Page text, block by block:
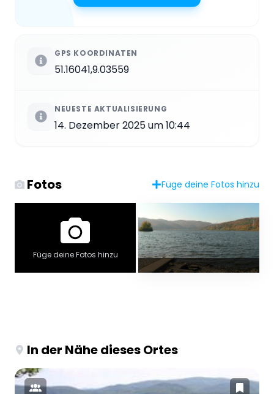
GPS KOORDINATEN
51.16041,9.03559
NEUESTE AKTUALISIERUNG
14. Dezember 2025 um 10:44
Fotos Füge deine Fotos hinzu
Füge deine Fotos hinzu
In der Nähe dieses Ortes